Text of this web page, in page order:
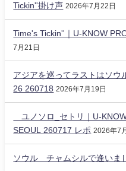
Tickin''掛け声 2026年7月22日
Time's Tickin''｜U-KNOW
7月21日
アジアを巡ってラストはソウ
26 260718 2026年7月19日
ユノソロ_セトリ｜U-
SEOUL 260717 レポ 2026年7
ソウル チャムシルで逢いま